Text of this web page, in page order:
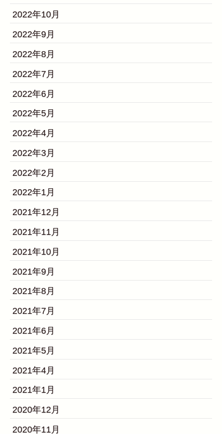
2022年10月
2022年9月
2022年8月
2022年7月
2022年6月
2022年5月
2022年4月
2022年3月
2022年2月
2022年1月
2021年12月
2021年11月
2021年10月
2021年9月
2021年8月
2021年7月
2021年6月
2021年5月
2021年4月
2021年1月
2020年12月
2020年11月